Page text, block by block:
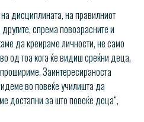
дисциплината, на правилниот
спрема повозрасните и
да креираме личности, не само
од тоа кога ќе видиш среќни деца,
Заинтересираноста
во повеќе училишта да
достапни за што повеќе деца“,